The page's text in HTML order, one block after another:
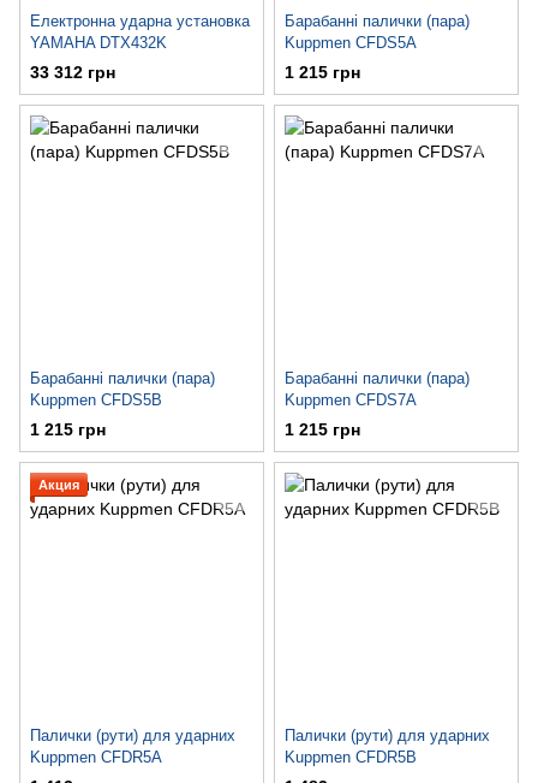
Електронна ударна установка
YAMAHA DTX432K
33 312 грн
Барабанні палички (пара)
Kuppmen CFDS5A
1 215 грн
Барабанні палички (пара)
Kuppmen CFDS5B
1 215 грн
Барабанні палички (пара)
Kuppmen CFDS7A
1 215 грн
Акция
Палички (рути) для ударних
Kuppmen CFDR5A
Палички (рути) для ударних
Kuppmen CFDR5B